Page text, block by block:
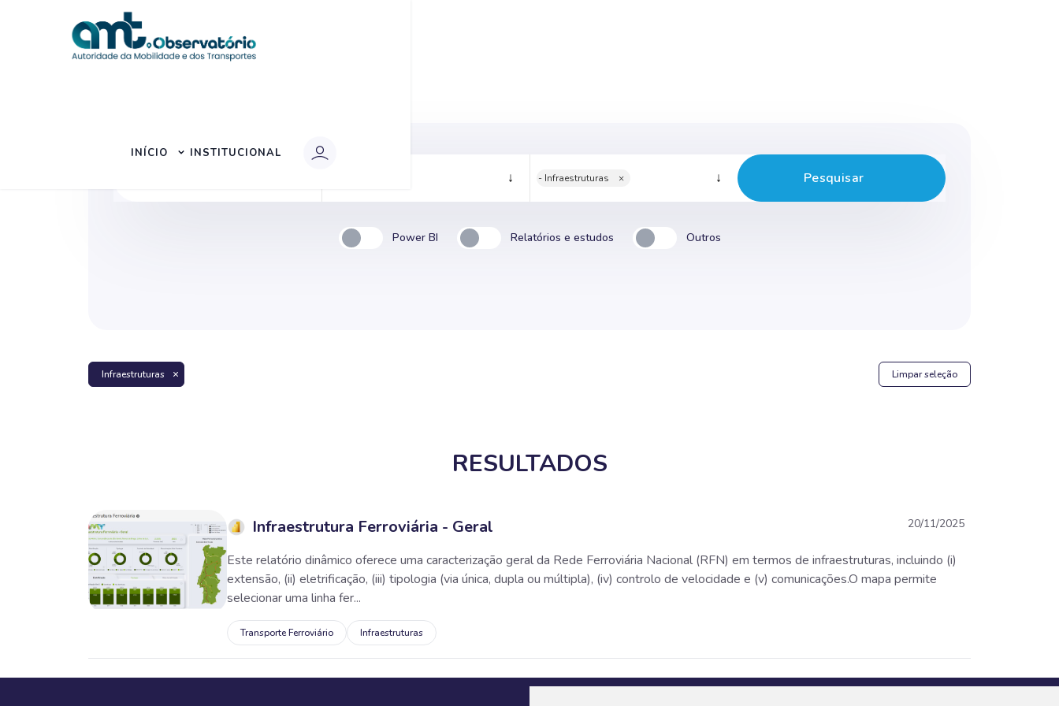
INÍCIO INSTITUCIONAL
- Infraestruturas × Pesquisar
Power BI Relatórios e estudos Outros
Infraestruturas Limpar seleção
RESULTADOS
Infraestrutura Ferroviária - Geral 20/11/2025
Este relatório dinâmico oferece uma caracterização geral da Rede Ferroviária Nacional (RFN) em termos de infraestruturas, incluindo (i)
extensão, (ii) eletrificação, (iii) tipologia (via única, dupla ou múltipla), (iv) controlo de velocidade e (v) comunicações.O mapa permite
selecionar uma linha fer...
Transporte Ferroviário Infraestruturas